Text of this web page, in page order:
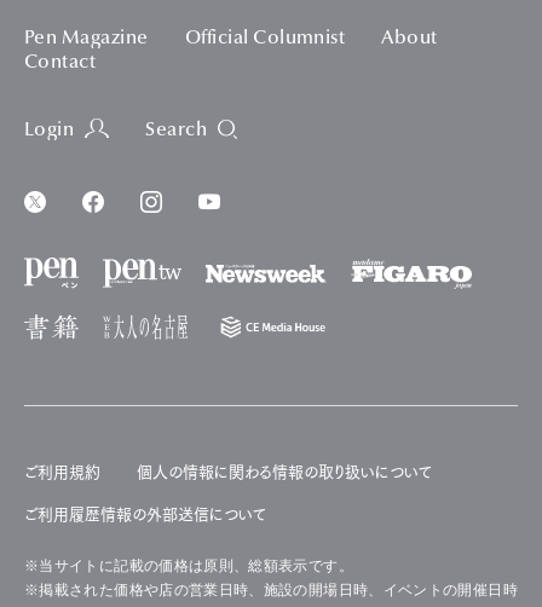
Pen Magazine Official Columnist
About
Contact
Login Search
ご利用規約 個人の情報に関わる情報の取り扱いについて
ご利用履歴情報の外部送信について
※当サイトに記載の価格は原則、総額表示です。
※掲載された価格や店の営業日時、施設の開場日時、イベントの開催日時